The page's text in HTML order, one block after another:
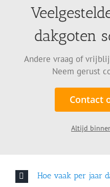
dakgoten
Andere vraag of
Neem gerust
Contact
Altijd
Hoe vaak per jaar